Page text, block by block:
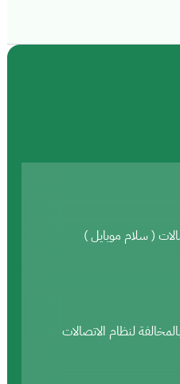
( سلام موبايل )
لنظام الاتصالات